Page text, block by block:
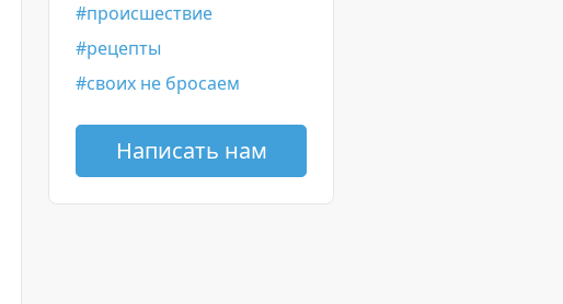
происшествие
рецепты
своих не бросаем
Написать нам